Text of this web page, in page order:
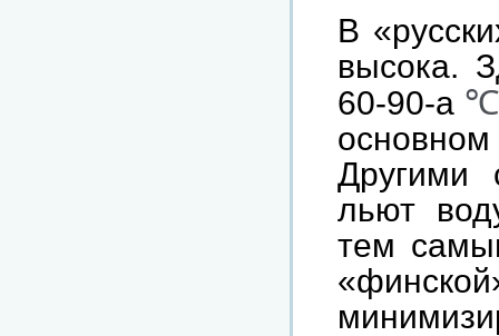
В
высока.
60-90-а ℃
Другими
льют
тем